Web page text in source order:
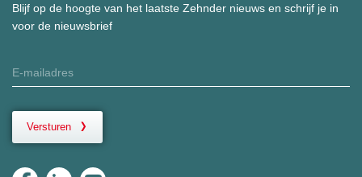
Blijf op de hoogte van het laatste Zehnder nieuws en schrijf je in
voor de nieuwsbrief
Versturen